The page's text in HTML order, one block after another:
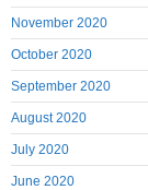
November 2020
October 2020
September 2020
August 2020
July 2020
June 2020